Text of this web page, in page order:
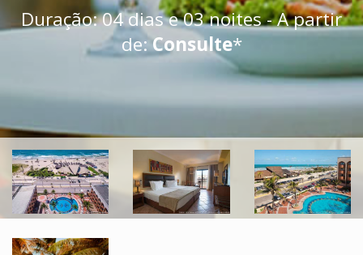
Duração: 04 dias e 03 noites - A partir
de:Consulte*